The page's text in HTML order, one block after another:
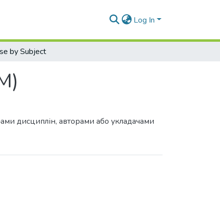
Log In
by Subject
дисциплін, авторами або укладачами